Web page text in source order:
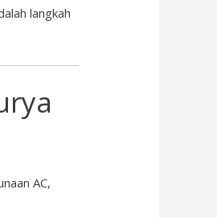
langkah
AC,